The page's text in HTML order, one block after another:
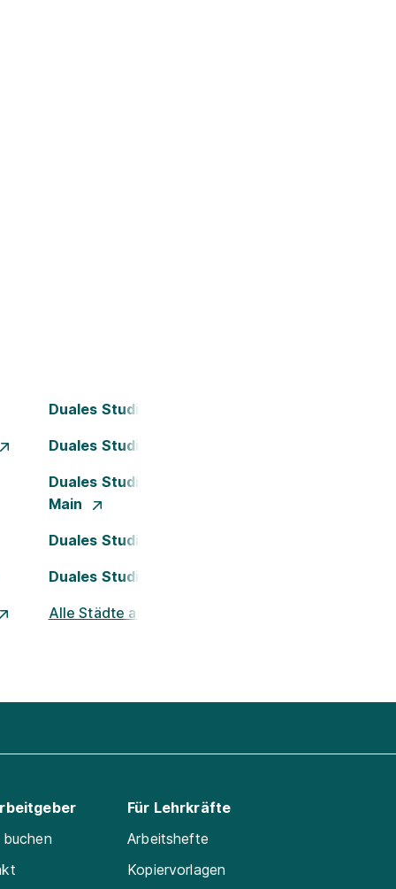
Duales Studium Bielefeld
Duales Studium Dortmund
Duales Studium Frankfurt am
Main
Duales Studium Köln
Duales Studium Nürnberg
Alle Städte ansehen
Für Lehrkräfte
Arbeitshefte
Kopiervorlagen